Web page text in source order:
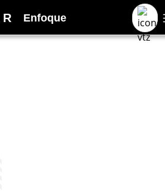
R Enfoque